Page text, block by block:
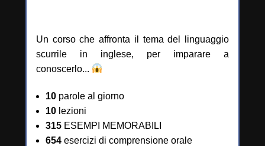
Un corso che affronta il tema del linguaggio
scurrile in inglese, per imparare a
conoscerlo...
10 parole al giorno
10 lezioni
315 ESEMPI MEMORABILI
654 esercizi di comprensione orale